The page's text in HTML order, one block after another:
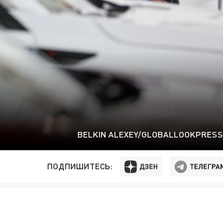
BELKIN ALEXEY/GLOBALLOOKPRESS
ПОДПИШИТЕСЬ: